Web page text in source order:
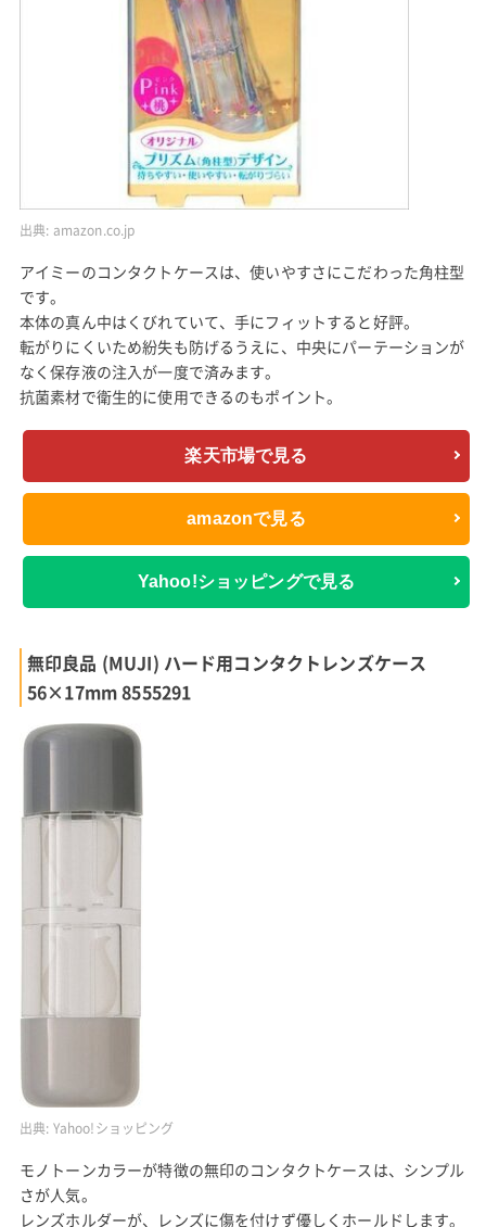
出典: amazon.co.jp
アイミーのコンタクトケースは、使いやすさにこだわった角柱型
です。
本体の真ん中はくびれていて、手にフィットすると好評。
転がりにくいため紛失も防げるうえに、中央にパーテーションが
なく保存液の注入が一度で済みます。
抗菌素材で衛生的に使用できるのもポイント。
楽天市場で見る
amazonで見る
Yahoo!ショッピングで見る
無印良品 (MUJI) ハード用コンタクトレンズケース
56×17mm 8555291
出典: Yahoo!ショッピング
モノトーンカラーが特徴の無印のコンタクトケースは、シンプル
さが人気。
レンズホルダーが、レンズに傷を付けず優しくホールドします。